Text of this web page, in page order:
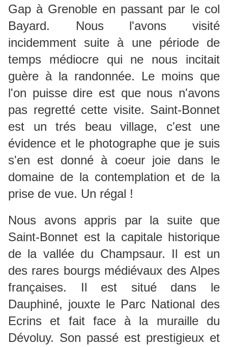
Gap à Grenoble en passant par le col
Bayard. Nous l'avons visité
incidemment suite à une période de
temps médiocre qui ne nous incitait
guère à la randonnée. Le moins que
l'on puisse dire est que nous n'avons
pas regretté cette visite. Saint-Bonnet
est un trés beau village, c'est une
évidence et le photographe que je suis
s'en est donné à coeur joie dans le
domaine de la contemplation et de la
prise de vue. Un régal !
Nous avons appris par la suite que
Saint-Bonnet est la capitale historique
de la vallée du Champsaur. Il est un
des rares bourgs médiévaux des Alpes
françaises. Il est situé dans le
Dauphiné, jouxte le Parc National des
Ecrins et fait face à la muraille du
Dévoluy. Son passé est prestigieux et